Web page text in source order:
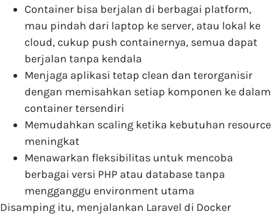
Container bisa berjalan di berbagai platform,
mau pindah dari laptop ke server, atau lokal ke
cloud, cukup push containernya, semua dapat
berjalan tanpa kendala
Menjaga aplikasi tetap clean dan terorganisir
dengan memisahkan setiap komponen ke dalam
container tersendiri
Memudahkan scaling ketika kebutuhan resource
meningkat
Menawarkan fleksibilitas untuk mencoba
berbagai versi PHP atau database tanpa
mengganggu environment utama
Disamping itu, menjalankan Laravel di Docker